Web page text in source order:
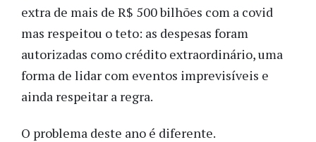
extra de mais de R$ 500 bilhões com a covid
mas respeitou o teto: as despesas foram
autorizadas como crédito extraordinário, uma
forma de lidar com eventos imprevisíveis e
ainda respeitar a regra.
O problema deste ano é diferente.